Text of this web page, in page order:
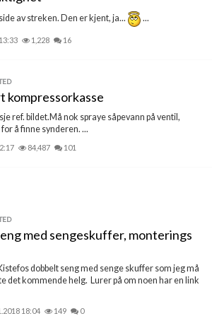
av streken. Den er kjent, ja... ...
1,228 16
kompressorkasse
ref. bildet.Må nok spraye såpevann på ventil,
å finne synderen. ...
84,487 101
med sengeskuffer, monterings
dobbelt seng med senge skuffer som jeg må
det kommende helg. Lurer på om noen har en link
18:04 149 0